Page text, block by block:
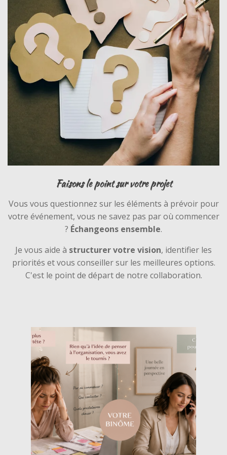
Faisons le point sur votre projet
Vous vous questionnez sur les éléments à prévoir pour
votre événement, vous ne savez pas par où commencer
? Échangeons ensemble.
Je vous aide à structurer votre vision, identifier les
priorités et vous conseiller sur les meilleures options.
C'est le point de départ de notre collaboration.